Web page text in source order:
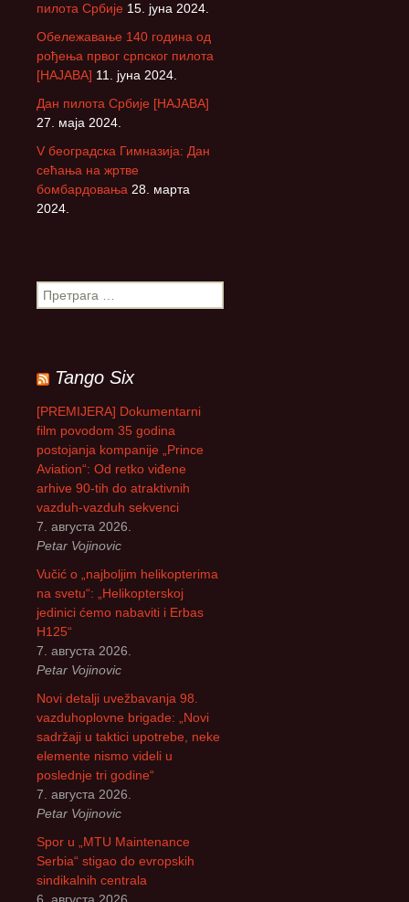
пилота Србије 15. јуна 2024.
Обележавање 140 година од
рођења првог српског пилота
[НАЈАВА] 11. јуна 2024.
Дан пилота Србије [НАЈАВА]
27. маја 2024.
V београдска Гимназија: Дан
сећања на жртве
бомбардовања 28. марта
2024.
П
р
а
г
а
а
Tango Six
[PREMIJERA] Dokumentarni
film povodom 35 godina
postojanja kompanije „Prince
Aviation“: Od retko viđene
arhive 90-tih do atraktivnih
vazduh-vazduh sekvenci
7. августа 2026.
Petar Vojinovic
Vučić o „najboljim helikopterima
na svetu“: „Helikopterskoj
jedinici ćemo nabaviti i Erbas
H125“
7. августа 2026.
Petar Vojinovic
Novi detalji uvežbavanja 98.
vazduhoplovne brigade: „Novi
sadržaji u taktici upotrebe, neke
elemente nismo videli u
poslednje tri godine“
7. августа 2026.
Petar Vojinovic
Spor u „MTU Maintenance
Serbia“ stigao do evropskih
sindikalnih centrala